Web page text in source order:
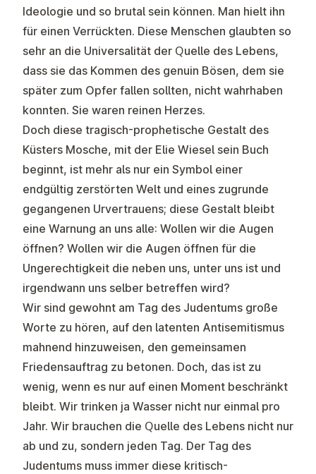
Ideologie und so brutal sein können. Man hielt ihn
für einen Verrückten. Diese Menschen glaubten so
sehr an die Universalität der Quelle des Lebens,
dass sie das Kommen des genuin Bösen, dem sie
später zum Opfer fallen sollten, nicht wahrhaben
konnten. Sie waren reinen Herzes.
Doch diese tragisch-prophetische Gestalt des
Küsters Mosche, mit der Elie Wiesel sein Buch
beginnt, ist mehr als nur ein Symbol einer
endgültig zerstörten Welt und eines zugrunde
gegangenen Urvertrauens; diese Gestalt bleibt
eine Warnung an uns alle: Wollen wir die Augen
öffnen? Wollen wir die Augen öffnen für die
Ungerechtigkeit die neben uns, unter uns ist und
irgendwann uns selber betreffen wird?
Wir sind gewohnt am Tag des Judentums große
Worte zu hören, auf den latenten Antisemitismus
mahnend hinzuweisen, den gemeinsamen
Friedensauftrag zu betonen. Doch, das ist zu
wenig, wenn es nur auf einen Moment beschränkt
bleibt. Wir trinken ja Wasser nicht nur einmal pro
Jahr. Wir brauchen die Quelle des Lebens nicht nur
ab und zu, sondern jeden Tag. Der Tag des
Judentums muss immer diese kritisch-